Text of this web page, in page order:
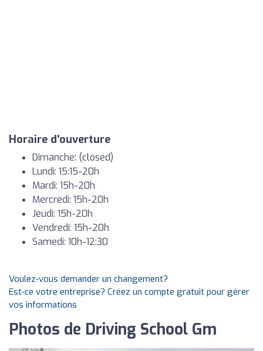
Horaire d'ouverture
Dimanche: (closed)
Lundi: 15:15-20h
Mardi: 15h-20h
Mercredi: 15h-20h
Jeudi: 15h-20h
Vendredi: 15h-20h
Samedi: 10h-12:30
Voulez-vous demander un changement?
Est-ce votre entreprise? Créez un compte gratuit pour gérer
vos informations
Photos de Driving School Gm